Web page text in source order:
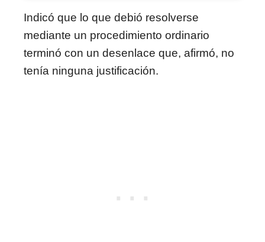
Indicó que lo que debió resolverse
mediante un procedimiento ordinario
terminó con un desenlace que, afirmó, no
tenía ninguna justificación.